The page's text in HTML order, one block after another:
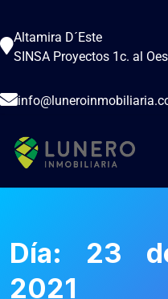
Altamira D´Este
SINSA Proyectos 1c. al
Día: 23
2021